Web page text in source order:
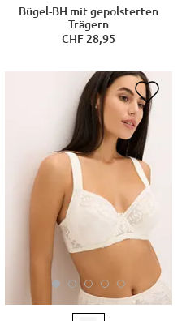
Bügel-BH mit gepolsterten
Trägern
CHF 28,95